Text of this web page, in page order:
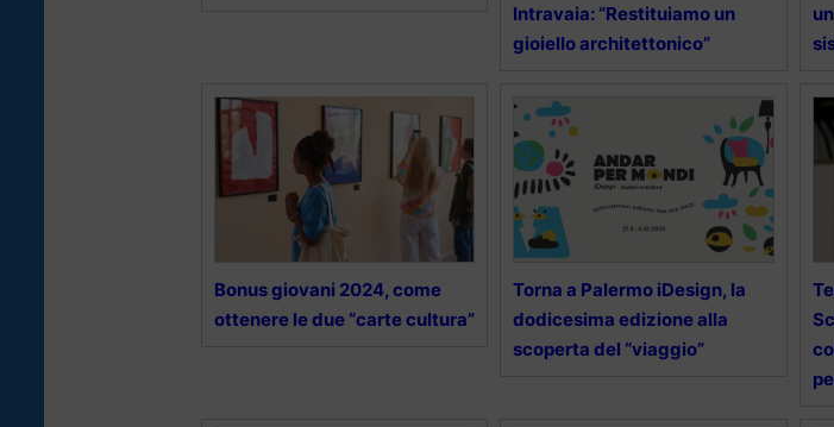
Intravaia: “Restituiamo un
gioiello architettonico”
Bonus giovani 2024, come
ottenere le due “carte cultura”
Torna a Palermo iDesign, la
dodicesima edizione alla
scoperta del “viaggio”